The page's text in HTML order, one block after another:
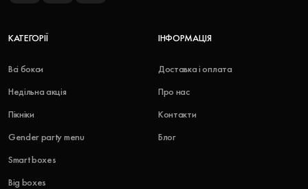
КАТЕГОРІЇ
Всі бокси
Недільна акція
Пікніки
Gender party menu
Smart boxes
Big boxes
ІНФОРМАЦІЯ
Доставка і оплата
Про нас
Контакти
Блог